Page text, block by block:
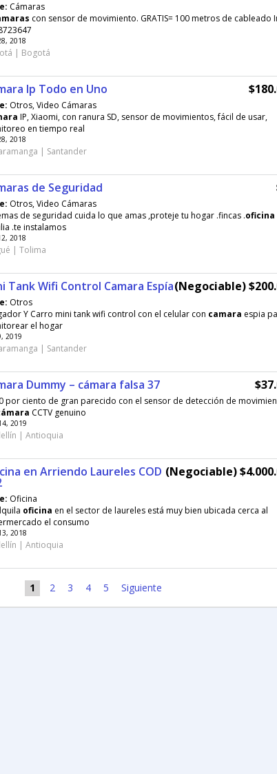
Cámaras
con sensor de movimiento. GRATIS= 100 metros de cableado
2018
| Bogotá
Ip Todo en Uno
Otros, Video Cámaras
IP, Xiaomi, con ranura SD, sensor de movimientos, fácil de usar,
en tiempo real
2018
| Santander
de Seguridad
Otros, Video Cámaras
de seguridad cuida lo que amas ,proteje tu hogar .fincas .oficina
.te instalamos
2018
| Tolima
Tank Wifi Control Camara Espía(Negociable)
Otros
Y Carro mini tank wifi control con el celular con camara espia
el hogar
2019
| Santander
Dummy – cámara falsa 37
por ciento de gran parecido con el sensor de detección de
CCTV genuino
2019
| Antioquia
en Arriendo Laureles COD (Negociable)
Oficina
oficina en el sector de laureles está muy bien ubicada cerca al
el consumo
2018
| Antioquia
1 2 3 4 5 Siguiente